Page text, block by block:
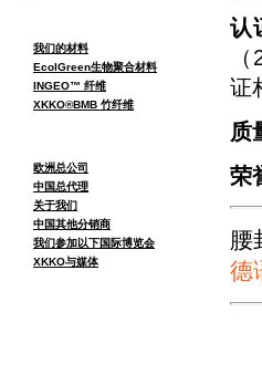
我们的材料
EcolGreen生物聚合材料
INGEO™ 纤维
XKKO®BMB 竹纤维
欧洲总公司
中国总代理
关于我们
中国其他分销商
我们参加以下国际博览会
XKKO与媒体
认
证
质
荣
腰
德